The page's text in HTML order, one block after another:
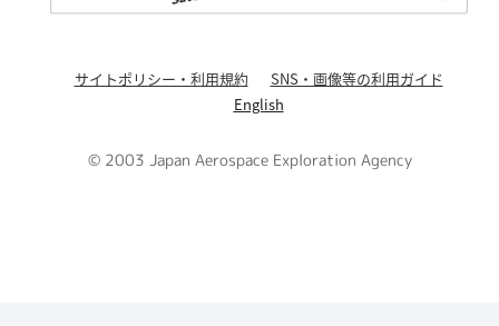
サイトポリシー・利用規約
SNS・画像等の利用ガイド
English
© 2003 Japan Aerospace Exploration Agency